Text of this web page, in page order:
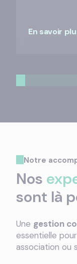
En savoir
Notre
Nos
sont là
Une gestion
essentielle
association ou